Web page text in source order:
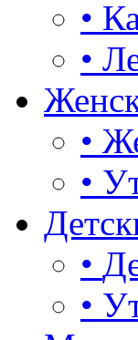
•
•
•
•
•
•